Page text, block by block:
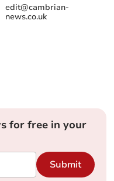
edit@cambrian-
news.co.uk
for free in your
Submit